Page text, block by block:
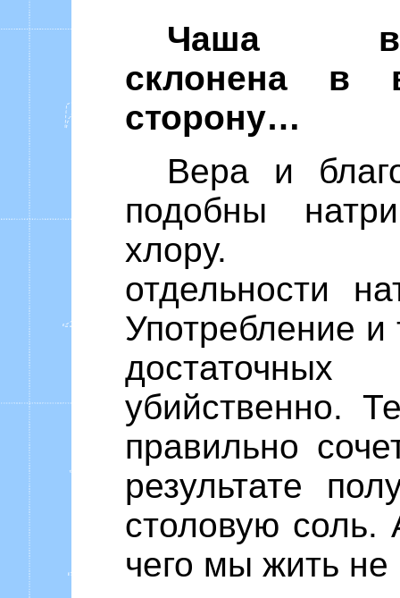
Чаша
склонена в
сторону…
Вера и
подобны
хлору.
отдельности
Употребление и
убийственно.
правильно
результате
столовую соль.
чего мы жить